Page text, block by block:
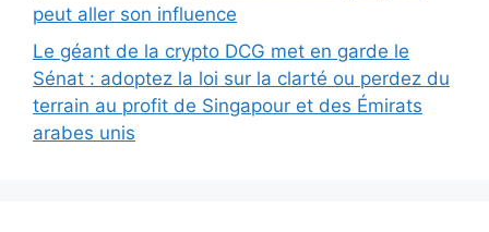
peut aller son influence
Le géant de la crypto DCG met en garde le
Sénat : adoptez la loi sur la clarté ou perdez du
terrain au profit de Singapour et des Émirats
arabes unis